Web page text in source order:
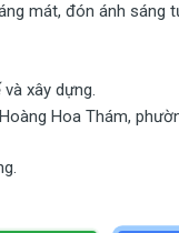
mát, đón ánh sáng
xây dựng.
Hoa Thám,